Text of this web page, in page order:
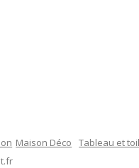
Maison Déco Tableau et